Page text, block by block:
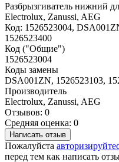
Разбрызгиватель нижний
Electrolux, Zanussi, AEG
Код: 1526523004,
1526523400
Код ("Общие")
1526523004
Коды замены
DSA001ZN, 1526523103,
Производитель
Electrolux, Zanussi, AEG
Отзывов: 0
Средняя оценка: 0
Написать отзыв
Пожалуйста
перед тем как написать